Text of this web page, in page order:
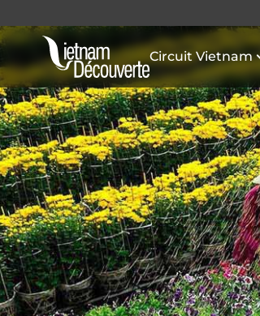
Circuit Vietnam